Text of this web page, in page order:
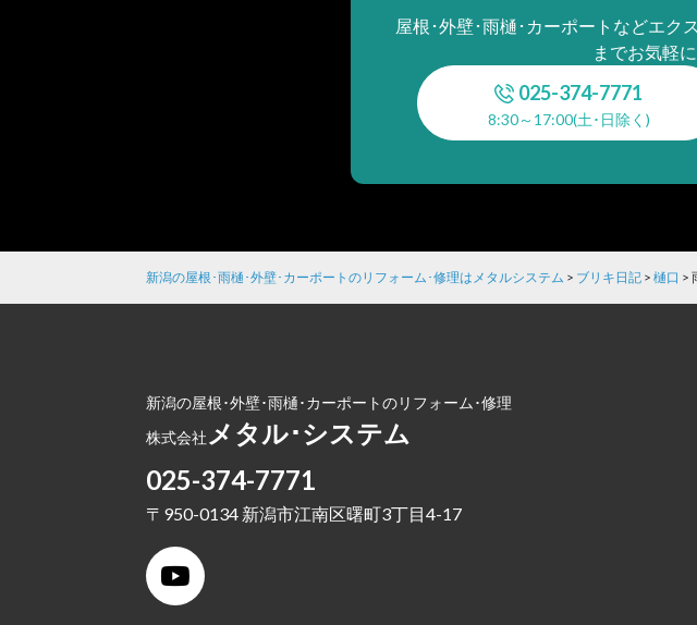
屋根･外壁･雨樋･カーポートなどエク
までお気軽
025-374-7771
8:30～17:00(土･日除く)
新潟の屋根･雨樋･外壁･カーポートのリフォーム･修理はメタルシステム > ブリキ日記 >樋口 >
新潟の屋根･外壁･雨樋･カーポートのリフォーム･修理
株式会社 メタル･システム
025-374-7771
〒950-0134 新潟市江南区曙町3丁目4-17